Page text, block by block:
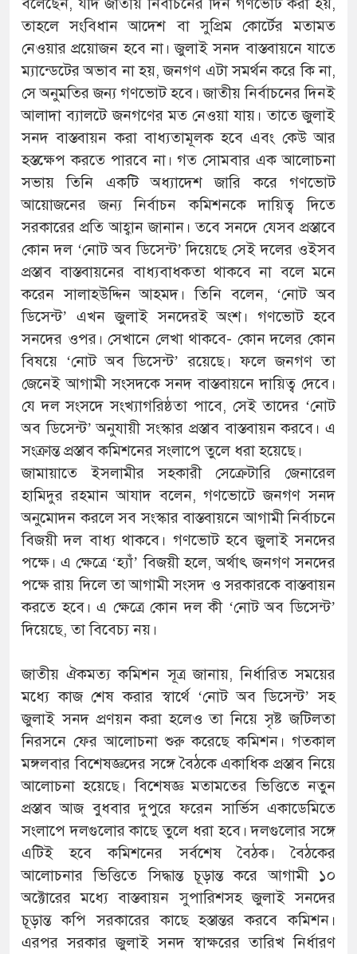
বলেছেন, যদি জাতীয় নির্বাচনের দিন গণভোট করা হয়,
তাহলে সংবিধান আদেশ বা সুপ্রিম কোর্টের মতামত
নেওয়ার প্রয়োজন হবে না। জুলাই সনদ বাস্তবায়নে যাতে
ম্যান্ডেটের অভাব না হয়, জনগণ এটা সমর্থন করে কি না,
সে অনুমতির জন্য গণভোট হবে। জাতীয় নির্বাচনের দিনই
আলাদা ব্যালটে জনগণের মত নেওয়া যায়। তাতে জুলাই
সনদ বাস্তবায়ন করা বাধ্যতামূলক হবে এবং কেউ আর
হস্তক্ষেপ করতে পারবে না। গত সোমবার এক আলোচনা
সভায় তিনি একটি অধ্যাদেশ জারি করে গণভোট
আয়োজনের জন্য নির্বাচন কমিশনকে দায়িত্ব দিতে
সরকারের প্রতি আহ্বান জানান। তবে সনদে যেসব প্রস্তাবে
কোন দল ‘নোট অব ডিসেন্ট’ দিয়েছে সেই দলের ওইসব
প্রস্তাব বাস্তবায়নের বাধ্যবাধকতা থাকবে না বলে মনে
করেন সালাহউদ্দিন আহমদ। তিনি বলেন, ‘নোট অব
ডিসেন্ট’ এখন জুলাই সনদেরই অংশ। গণভোট হবে
সনদের ওপর। সেখানে লেখা থাকবে- কোন দলের কোন
বিষয়ে ‘নোট অব ডিসেন্ট’ রয়েছে। ফলে জনগণ তা
জেনেই আগামী সংসদকে সনদ বাস্তবায়নে দায়িত্ব দেবে।
যে দল সংসদে সংখ্যাগরিষ্ঠতা পাবে, সেই তাদের ‘নোট
অব ডিসেন্ট’ অনুযায়ী সংস্কার প্রস্তাব বাস্তবায়ন করবে। এ
সংক্রান্ত প্রস্তাব কমিশনের সংলাপে তুলে ধরা হয়েছে।
জামায়াতে ইসলামীর সহকারী সেক্রেটারি জেনারেল
হামিদুর রহমান আযাদ বলেন, গণভোটে জনগণ সনদ
অনুমোদন করলে সব সংস্কার বাস্তবায়নে আগামী নির্বাচনে
বিজয়ী দল বাধ্য থাকবে। গণভোট হবে জুলাই সনদের
পক্ষে। এ ক্ষেত্রে ‘হ্যাঁ’ বিজয়ী হলে, অর্থাৎ জনগণ সনদের
পক্ষে রায় দিলে তা আগামী সংসদ ও সরকারকে বাস্তবায়ন
করতে হবে। এ ক্ষেত্রে কোন দল কী ‘নোট অব ডিসেন্ট’
দিয়েছে, তা বিবেচ্য নয়।
জাতীয় ঐকমত্য কমিশন সূত্র জানায়, নির্ধারিত সময়ের
মধ্যে কাজ শেষ করার স্বার্থে ‘নোট অব ডিসেন্ট’ সহ
জুলাই সনদ প্রণয়ন করা হলেও তা নিয়ে সৃষ্ট জটিলতা
নিরসনে ফের আলোচনা শুরু করেছে কমিশন। গতকাল
মঙ্গলবার বিশেষজ্ঞদের সঙ্গে বৈঠকে একাধিক প্রস্তাব নিয়ে
আলোচনা হয়েছে। বিশেষজ্ঞ মতামতের ভিত্তিতে নতুন
প্রস্তাব আজ বুধবার দুপুরে ফরেন সার্ভিস একাডেমিতে
সংলাপে দলগুলোর কাছে তুলে ধরা হবে। দলগুলোর সঙ্গে
এটিই হবে কমিশনের সর্বশেষ বৈঠক। বৈঠকের
আলোচনার ভিত্তিতে সিদ্ধান্ত চূড়ান্ত করে আগামী ১০
অক্টোরের মধ্যে বাস্তবায়ন সুপারিশসহ জুলাই সনদের
চূড়ান্ত কপি সরকারের কাছে হস্তান্তর করবে কমিশন।
এরপর সরকার জুলাই সনদ স্বাক্ষরের তারিখ নির্ধারণ